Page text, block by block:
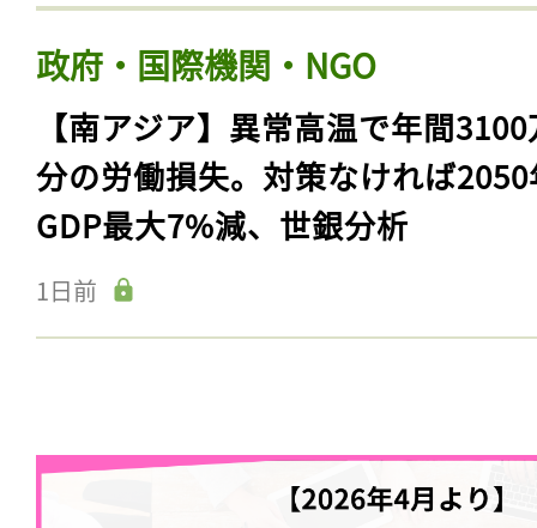
政府・国際機関・NGO
【南アジア】異常高温で年間
分の労働損失。対策なければ
GDP最大7%減、世銀分析
1日前